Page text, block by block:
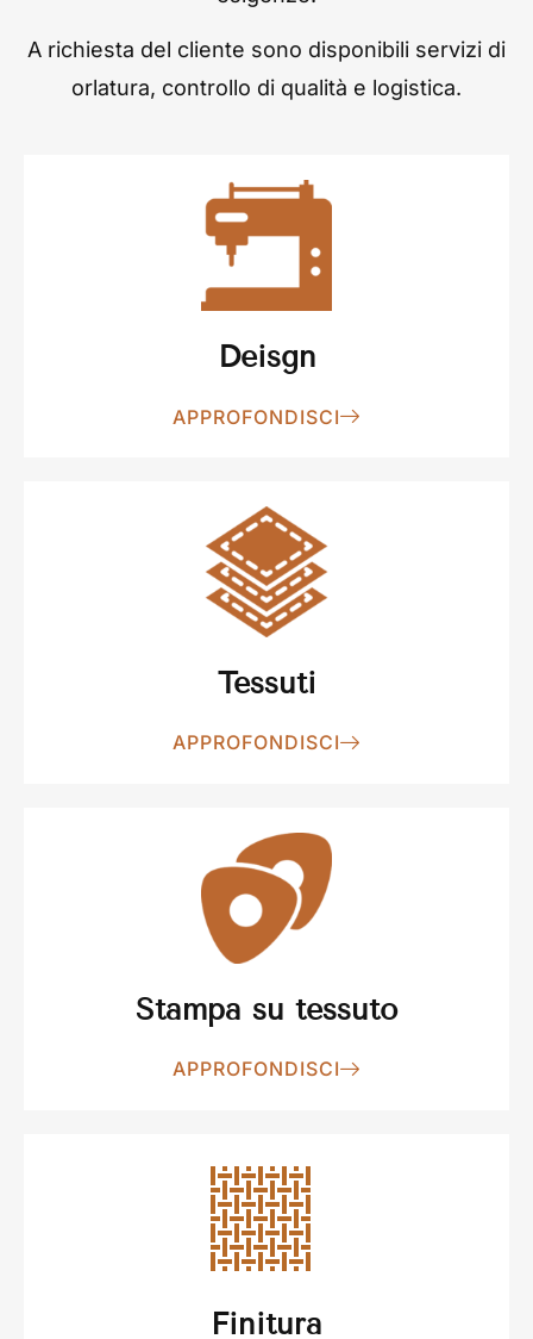
A richiesta del cliente sono disponibili servizi di
orlatura, controllo di qualità e logistica.
Deisgn
APPROFONDISCI
Tessuti
APPROFONDISCI
Stampa su tessuto
APPROFONDISCI
Finitura